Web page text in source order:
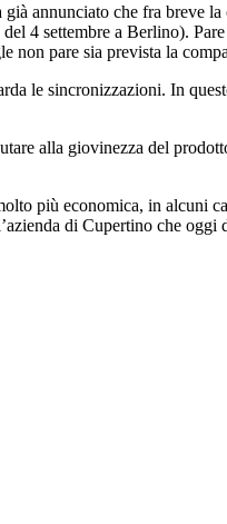
annunciato che fra breve
4 settembre a Berlino).
non pare sia prevista la
le sincronizzazioni. In
alla giovinezza del
più economica, in alcuni
di Cupertino che